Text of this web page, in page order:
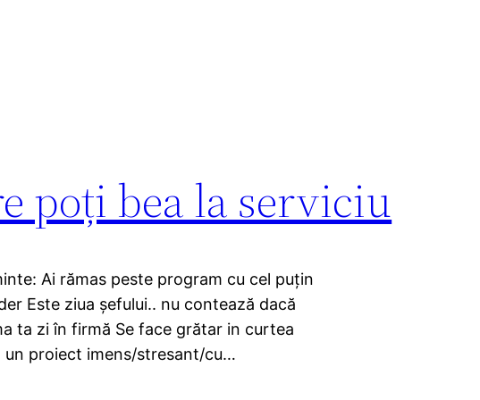
poți bea la serviciu
Ai rămas peste program cu cel puțin
Este ziua șefului.. nu contează dacă
ta zi în firmă Se face grătar in curtea
un proiect imens/stresant/cu…